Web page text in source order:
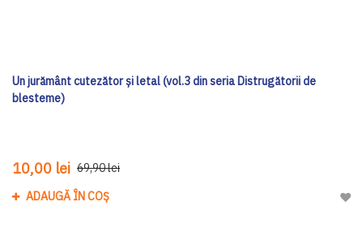
Un jurământ cutezător și letal (vol.3 din seria Distrugătorii de
blesteme)
10,00 lei 69,90 lei
ADAUGĂ ÎN COȘ